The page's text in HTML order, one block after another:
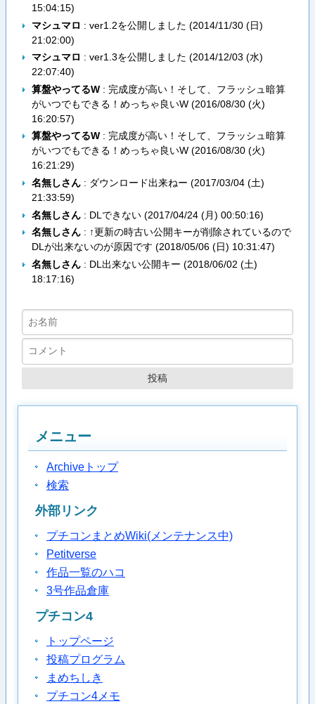
15:04:15)
マシュマロ : ver1.2を公開しました (2014/11/30 (日)
21:02:00)
マシュマロ : ver1.3を公開しました (2014/12/03 (水)
22:07:40)
算盤やってるW: 完成度が高い！そして、フラッシュ暗算
がいつでもできる！めっちゃ良いW (2016/08/30 (火)
16:20:57)
算盤やってるW: 完成度が高い！そして、フラッシュ暗算
がいつでもできる！めっちゃ良いW (2016/08/30 (火)
16:21:29)
名無しさん: ダウンロード出来ねー (2017/03/04 (土)
21:33:59)
名無しさん: DLできない (2017/04/24 (月) 00:50:16)
名無しさん: ↑更新の時古い公開キーが削除されているので
DLが出来ないのが原因です (2018/05/06 (日) 10:31:47)
名無しさん: DL出来ない公開キー (2018/06/02 (土)
18:17:16)
メニュー
Archiveトップ
検索
外部リンク
プチコンまとめWiki(メンテナンス中)
Petitverse
作品一覧のハコ
3号作品倉庫
プチコン4
トップページ
投稿プログラム
まめちしき
プチコン4メモ